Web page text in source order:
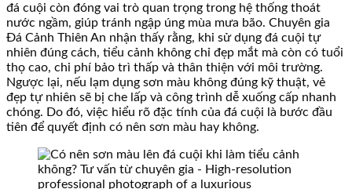
đá cuội còn đóng vai trò quan trọng trong hệ thống thoát
nước ngầm, giúp tránh ngập úng mùa mưa bão. Chuyên gia
Đá Cảnh Thiên An nhận thấy rằng, khi sử dụng đá cuội tự
nhiên đúng cách, tiểu cảnh không chỉ đẹp mắt mà còn có tuổi
thọ cao, chi phí bảo trì thấp và thân thiện với môi trường.
Ngược lại, nếu lạm dụng sơn màu không đúng kỹ thuật, vẻ
đẹp tự nhiên sẽ bị che lấp và công trình dễ xuống cấp nhanh
chóng. Do đó, việc hiểu rõ đặc tính của đá cuội là bước đầu
tiên để quyết định có nên sơn màu hay không.